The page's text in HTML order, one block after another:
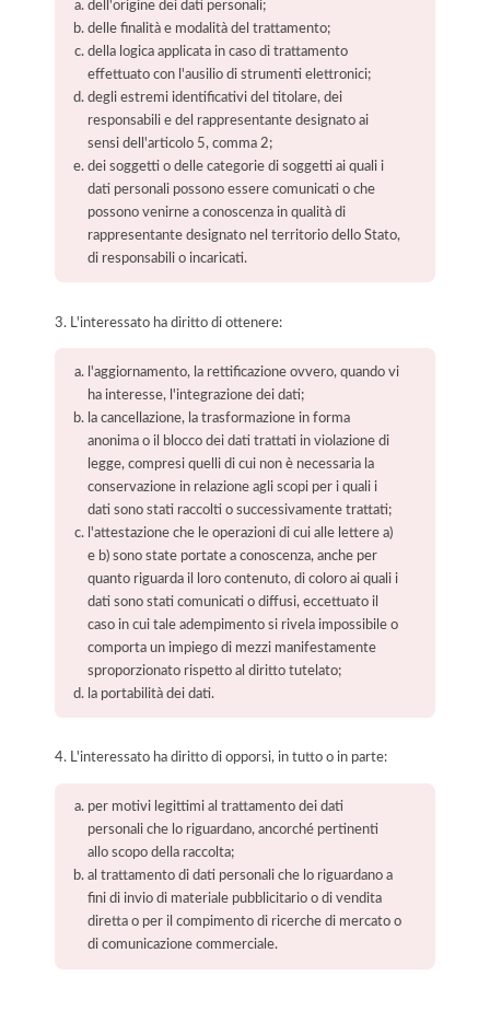
dell'origine dei dati personali;
delle finalità e modalità del trattamento;
della logica applicata in caso di trattamento
effettuato con l'ausilio di strumenti elettronici;
degli estremi identificativi del titolare, dei
responsabili e del rappresentante designato ai
sensi dell'articolo 5, comma 2;
dei soggetti o delle categorie di soggetti ai quali i
dati personali possono essere comunicati o che
possono venirne a conoscenza in qualità di
rappresentante designato nel territorio dello Stato,
di responsabili o incaricati.
3. L'interessato ha diritto di ottenere:
l'aggiornamento, la rettificazione ovvero, quando vi
ha interesse, l'integrazione dei dati;
la cancellazione, la trasformazione in forma
anonima o il blocco dei dati trattati in violazione di
legge, compresi quelli di cui non è necessaria la
conservazione in relazione agli scopi per i quali i
dati sono stati raccolti o successivamente trattati;
l'attestazione che le operazioni di cui alle lettere a)
e b) sono state portate a conoscenza, anche per
quanto riguarda il loro contenuto, di coloro ai quali i
dati sono stati comunicati o diffusi, eccettuato il
caso in cui tale adempimento si rivela impossibile o
comporta un impiego di mezzi manifestamente
sproporzionato rispetto al diritto tutelato;
la portabilità dei dati.
4. L'interessato ha diritto di opporsi, in tutto o in parte:
per motivi legittimi al trattamento dei dati
personali che lo riguardano, ancorché pertinenti
allo scopo della raccolta;
al trattamento di dati personali che lo riguardano a
fini di invio di materiale pubblicitario o di vendita
diretta o per il compimento di ricerche di mercato o
di comunicazione commerciale.